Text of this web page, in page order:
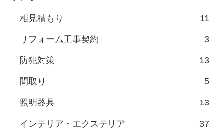
相見積もり 11
リフォーム工事契約 3
防犯対策 13
間取り 5
照明器具 13
インテリア・エクステリア 37